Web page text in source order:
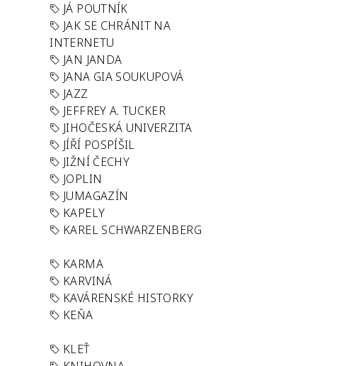
JÁ POUTNÍK
JAK SE CHRÁNIT NA
INTERNETU
JAN JANDA
JANA GIA SOUKUPOVÁ
JAZZ
JEFFREY A. TUCKER
JIHOČESKÁ UNIVERZITA
JÍŘÍ POSPÍŠIL
JIŽNÍ ČECHY
JOPLIN
JUMAGAZÍN
KAPELY
KAREL SCHWARZENBERG
KARMA
KARVINÁ
KAVÁRENSKÉ HISTORKY
KEŇA
KLEŤ